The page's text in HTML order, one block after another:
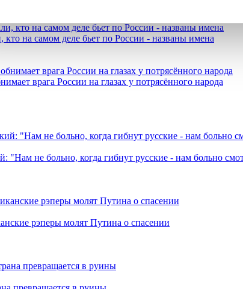
катерами Sea Baby 2
на самом деле бьет по России - названы имена
врага России на глазах у потрясённого народа
не больно, когда гибнут русские - нам больно
рэперы молят Путина о спасении